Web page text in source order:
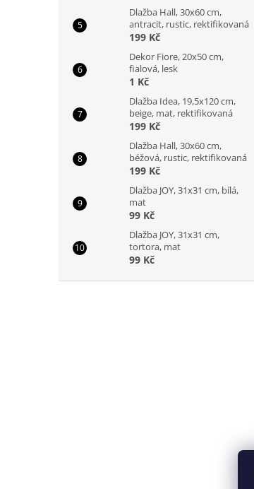
Dlažba Hall, 30x60 cm,
antracit, rustic, rektifikovaná
199 Kč
Dekor Fiore, 20x50 cm,
fialová, lesk
1 Kč
Dlažba Idea, 19,5x120 cm,
beige, mat, rektifikovaná
199 Kč
Dlažba Hall, 30x60 cm,
béžová, rustic, rektifikovaná
199 Kč
Dlažba JOY, 31x31 cm, bílá,
mat
99 Kč
Dlažba JOY, 31x31 cm,
tortora, mat
99 Kč